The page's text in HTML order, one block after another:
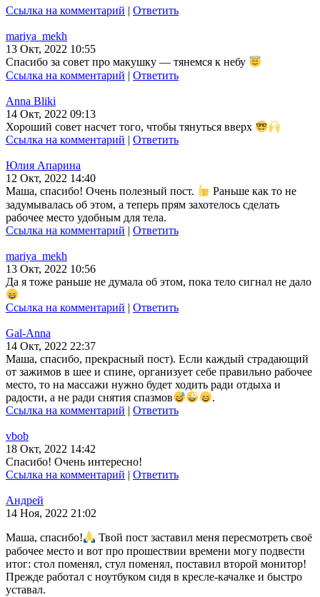
Ссылка на комментарий | Ответить
mariya_mekh
13 Окт, 2022 10:55
Спасибо за совет про макушку — тянемся к небу
Ссылка на комментарий | Ответить
Anna Bliki
14 Окт, 2022 09:13
Хороший совет насчет того, чтобы тянуться вверх
Ссылка на комментарий | Ответить
Юлия Апарина
12 Окт, 2022 14:40
Маша, спасибо! Очень полезный пост.
Раньше как то не
задумывалась об этом, а теперь прям захотелось сделать
рабочее место удобным для тела.
Ссылка на комментарий | Ответить
mariya_mekh
13 Окт, 2022 10:56
Да я тоже раньше не думала об этом, пока тело сигнал не дало
Ссылка на комментарий | Ответить
Gal-Anna
14 Окт, 2022 22:37
Маша, спасибо, прекрасный пост). Если каждый страдающий
от зажимов в шее и спине, организует себе правильно рабочее
место, то на массажи нужно будет ходить ради отдыха и
радости, а не ради снятия спазмов
.
Ссылка на комментарий | Ответить
vbob
18 Окт, 2022 14:42
Спасибо! Очень интересно!
Ссылка на комментарий | Ответить
Андрей
14 Ноя, 2022 21:02
Маша, спасибо!
Твой пост заставил меня пересмотреть своё
рабочее место и вот про прошествии времени могу подвести
итог: стол поменял, стул поменял, поставил второй монитор!
Прежде работал с ноутбуком сидя в кресле-качалке и быстро
уставал.